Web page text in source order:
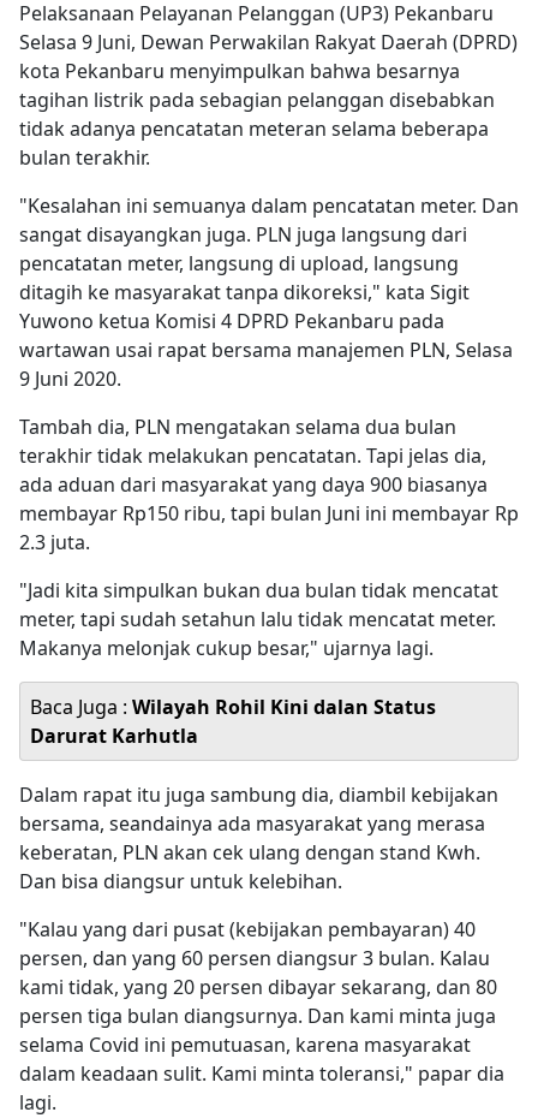
Pelaksanaan Pelayanan Pelanggan (UP3) Pekanbaru
Selasa 9 Juni, Dewan Perwakilan Rakyat Daerah (DPRD)
kota Pekanbaru menyimpulkan bahwa besarnya
tagihan listrik pada sebagian pelanggan disebabkan
tidak adanya pencatatan meteran selama beberapa
bulan terakhir.
"Kesalahan ini semuanya dalam pencatatan meter. Dan
sangat disayangkan juga. PLN juga langsung dari
pencatatan meter, langsung di upload, langsung
ditagih ke masyarakat tanpa dikoreksi," kata Sigit
Yuwono ketua Komisi 4 DPRD Pekanbaru pada
wartawan usai rapat bersama manajemen PLN, Selasa
9 Juni 2020.
Tambah dia, PLN mengatakan selama dua bulan
terakhir tidak melakukan pencatatan. Tapi jelas dia,
ada aduan dari masyarakat yang daya 900 biasanya
membayar Rp150 ribu, tapi bulan Juni ini membayar Rp
2.3 juta.
"Jadi kita simpulkan bukan dua bulan tidak mencatat
meter, tapi sudah setahun lalu tidak mencatat meter.
Makanya melonjak cukup besar," ujarnya lagi.
Baca Juga : Wilayah Rohil Kini dalan Status
Darurat Karhutla
Dalam rapat itu juga sambung dia, diambil kebijakan
bersama, seandainya ada masyarakat yang merasa
keberatan, PLN akan cek ulang dengan stand Kwh.
Dan bisa diangsur untuk kelebihan.
"Kalau yang dari pusat (kebijakan pembayaran) 40
persen, dan yang 60 persen diangsur 3 bulan. Kalau
kami tidak, yang 20 persen dibayar sekarang, dan 80
persen tiga bulan diangsurnya. Dan kami minta juga
selama Covid ini pemutuasan, karena masyarakat
dalam keadaan sulit. Kami minta toleransi," papar dia
lagi.